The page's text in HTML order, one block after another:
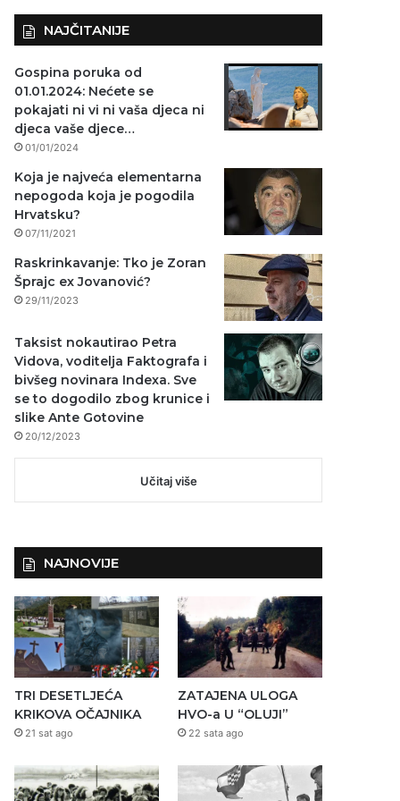
NAJČITANIJE
Gospina poruka od
01.01.2024: Nećete se
pokajati ni vi ni vaša djeca ni
djeca vaše djece…
01/01/2024
Koja je najveća elementarna
nepogoda koja je pogodila
Hrvatsku?
07/11/2021
Raskrinkavanje: Tko je Zoran
Šprajc ex Jovanović?
29/11/2023
Taksist nokautirao Petra
Vidova, voditelja Faktografa i
bivšeg novinara Indexa. Sve
se to dogodilo zbog krunice i
slike Ante Gotovine
20/12/2023
Učitaj više
NAJNOVIJE
TRI DESETLJEĆA
KRIKOVA OČAJNIKA
21 sat ago
ZATAJENA ULOGA
HVO-a U “OLUJI”
22 sata ago